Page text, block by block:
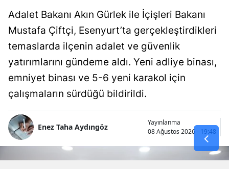
Adalet Bakanı Akın Gürlek ile İçişleri Bakanı
Mustafa Çiftçi, Esenyurt’ta gerçekleştirdikleri
temaslarda ilçenin adalet ve güvenlik
yatırımlarını gündeme aldı. Yeni adliye binası,
emniyet binası ve 5-6 yeni karakol için
çalışmaların sürdüğü bildirildi.
Enez Taha Aydıngöz
Yayınlanma
08 Ağustos 2026 - 19:48